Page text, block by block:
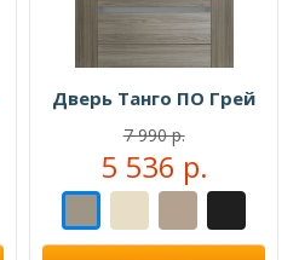
Дверь Танго ПО Грей
7 990 р.
5 536 р.